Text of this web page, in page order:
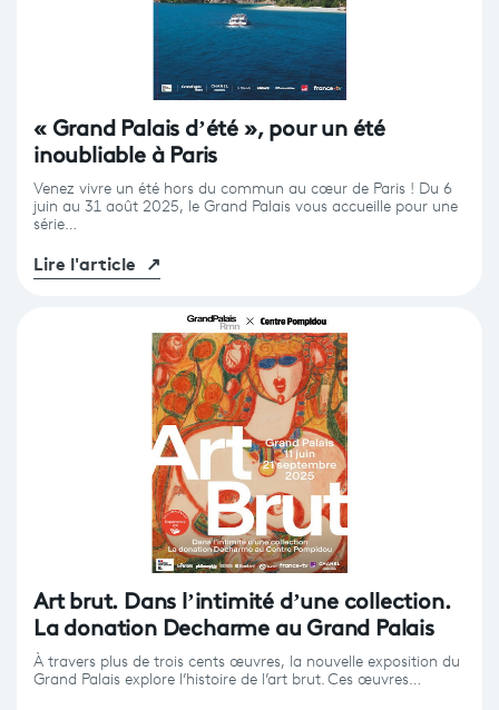
« Grand Palais d’été », pour un été
inoubliable à Paris
Venez vivre un été hors du commun au cœur de Paris ! Du 6
juin au 31 août 2025, le Grand Palais vous accueille pour une
série…
Lire l'article ↗
Art brut. Dans l’intimité d’une collection.
La donation Decharme au Grand Palais
À travers plus de trois cents œuvres, la nouvelle exposition du
Grand Palais explore l’histoire de l’art brut. Ces œuvres…